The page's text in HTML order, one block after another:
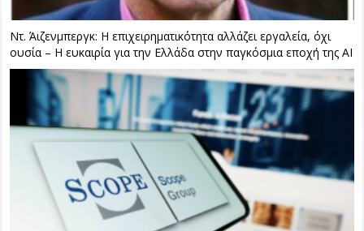
Ντ. Άιζενμπεργκ: Η επιχειρηματικότητα αλλάζει εργαλεία, όχι
ουσία – Η ευκαιρία για την Ελλάδα στην παγκόσμια εποχή της ΑΙ